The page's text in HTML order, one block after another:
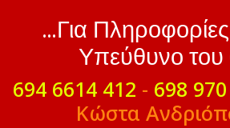
...Για
Υπεύθυνο του
694 6614 412 - 698
Κώστα